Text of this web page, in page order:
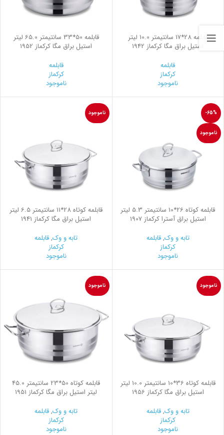
قابلمه 28*17 سانتیمتر 10.0 لیتر
استیل براق مگا کرکماز 1942
قابلمه
کرکماز
ناموجود
قابلمه 50*33 سانتیمتر 65.0 لیتر
استیل براق مگا کرکماز 1952
قابلمه
کرکماز
ناموجود
-65%
ناموجود
قابلمه کوتاه 26*10 سانتیمتر 5.3 لیتر
استیل براق آسترا کرکماز 1907
تابه و وک,قابلمه
کرکماز
ناموجود
ناموجود
قابلمه کوتاه 28*11 سانتیمتر 6.5 لیتر
استیل براق مگا کرکماز 1941
تابه و وک,قابلمه
کرکماز
ناموجود
ناموجود
قابلمه کوتاه 36*10 سانتیمتر 10.0 لیتر
استیل براق مگا کرکماز 1956
تابه و وک,قابلمه
کرکماز
ناموجود
ناموجود
قابلمه کوتاه 50*23 سانتیمتر 45.0
لیتر استیل براق مگا کرکماز 1951
تابه و وک,قابلمه
کرکماز
ناموجود